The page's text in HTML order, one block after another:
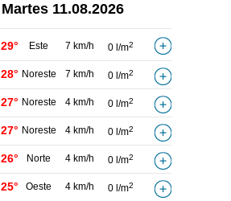
Martes 11.08.2026
29° Este 7 km/h 0 l/m2
28° Noreste 7 km/h 0 l/m2
27° Noreste 4 km/h 0 l/m2
27° Noreste 4 km/h 0 l/m2
26° Norte 4 km/h 0 l/m2
25° Oeste 4 km/h 0 l/m2